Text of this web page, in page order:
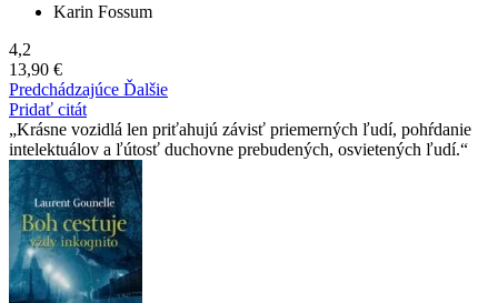
Karin Fossum
4,2
13,90 €
Predchádzajúce Ďalšie
Pridať citát
Krásne vozidlá len priťahujú závisť priemerných ľudí, pohŕdanie
intelektuálov a ľútosť duchovne prebudených, osvietených ľudí.